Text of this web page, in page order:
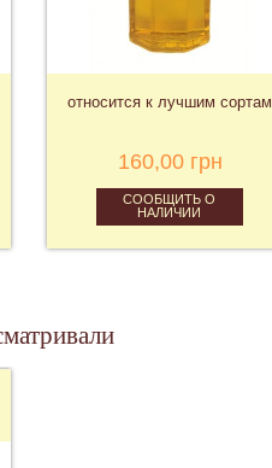
относится к лучшим сортам
160,00 грн
СООБЩИТЬ О
НАЛИЧИИ